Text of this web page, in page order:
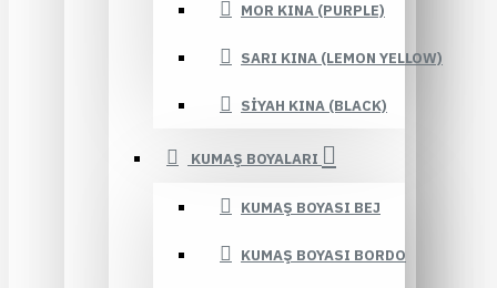
MOR KINA (PURPLE)
SARI KINA (LEMON YELLOW)
SIYAH KINA (BLACK)
KUMAŞ BOYALARI
KUMAŞ BOYASI BEJ
KUMAŞ BOYASI BORDO